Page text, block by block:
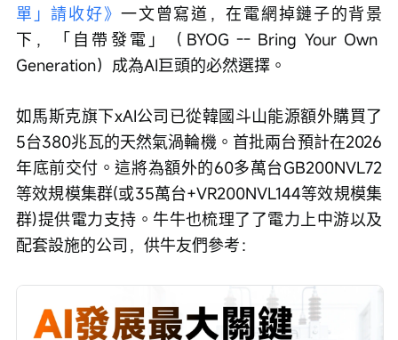
單」請收好》一文曾寫道，在電網掉鏈子的背景
下，「自帶發電」（BYOG -- Bring Your Own
Generation）成為AI巨頭的必然選擇。
如馬斯克旗下xAI公司已從韓國斗山能源額外購買了
5台380兆瓦的天然氣渦輪機。首批兩台預計在2026
年底前交付。這將為額外的60多萬台GB200NVL72
等效規模集群(或35萬台+VR200NVL144等效規模集
群)提供電力支持。牛牛也梳理了了電力上中游以及
配套設施的公司，供牛友們參考：